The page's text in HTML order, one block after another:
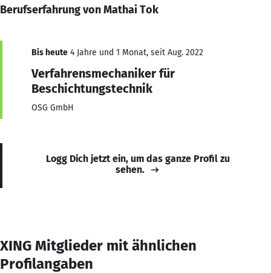
Berufserfahrung von Mathai Tok
Bis heute 4 Jahre und 1 Monat, seit Aug. 2022
Verfahrensmechaniker für
Beschichtungstechnik
OSG GmbH
Logg Dich jetzt ein, um das ganze Profil zu
sehen.
XING Mitglieder mit ähnlichen
Profilangaben